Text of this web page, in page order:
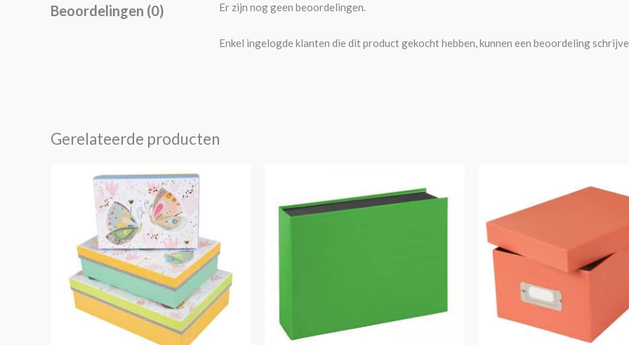
Beoordelingen (0) Er zijn nog geen beoordelingen.
Enkel ingelogde klanten die dit product gekocht hebben, kunnen een beoordeling
Gerelateerde producten